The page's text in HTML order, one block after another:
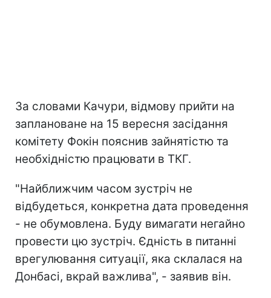
За словами Качури, відмову прийти на
заплановане на 15 вересня засідання
комітету Фокін пояснив зайнятістю та
необхідністю працювати в ТКГ.
"Найближчим часом зустріч не
відбудеться, конкретна дата проведення
- не обумовлена. Буду вимагати негайно
провести цю зустріч. Єдність в питанні
врегулювання ситуації, яка склалася на
Донбасі, вкрай важлива", - заявив він.